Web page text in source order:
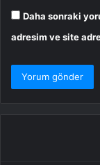
Daha sonraki
adresim ve site